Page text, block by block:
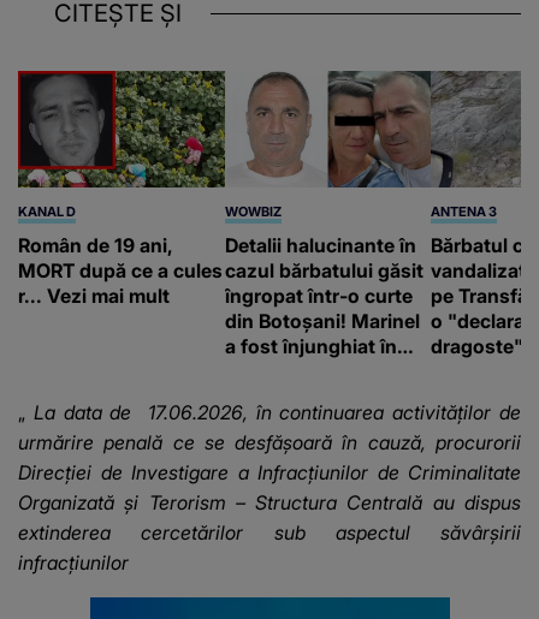
CITEȘTE ȘI
KANAL D
Român de 19 ani,
MORT după ce a cules
r... Vezi mai mult
WOWBIZ
Detalii halucinante în
cazul bărbatului găsit
îngropat într-o curte
din Botoșani! Marinel
a fost înjunghiat în
suspecți
ANTENA 3
Bărbatul
vandalizat
pe
o
dragoste"
„ La data de 17.06.2026, în continuarea activităților de
urmărire penală ce se desfășoară în cauză, procurorii
Direcției de Investigare a Infracțiunilor de Criminalitate
Organizată și Terorism – Structura Centrală au dispus
extinderea cercetărilor sub aspectul săvârșirii
infracțiunilor